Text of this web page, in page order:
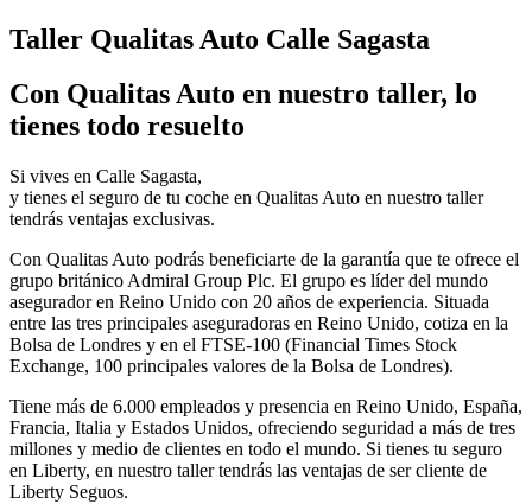
Taller Qualitas Auto Calle Sagasta
Con Qualitas Auto en nuestro taller, lo
tienes todo resuelto
Si vives en Calle Sagasta,
y tienes el seguro de tu coche en Qualitas Auto en nuestro taller
tendrás ventajas exclusivas.
Con Qualitas Auto podrás beneficiarte de la garantía que te ofrece el
grupo británico Admiral Group Plc. El grupo es líder del mundo
asegurador en Reino Unido con 20 años de experiencia. Situada
entre las tres principales aseguradoras en Reino Unido, cotiza en la
Bolsa de Londres y en el FTSE-100 (Financial Times Stock
Exchange, 100 principales valores de la Bolsa de Londres).
Tiene más de 6.000 empleados y presencia en Reino Unido, España,
Francia, Italia y Estados Unidos, ofreciendo seguridad a más de tres
millones y medio de clientes en todo el mundo. Si tienes tu seguro
en Liberty, en nuestro taller tendrás las ventajas de ser cliente de
Liberty Seguos.